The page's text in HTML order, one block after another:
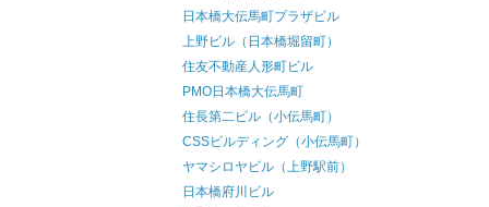
日本橋大伝馬町プラザビル
上野ビル（日本橋堀留町）
住友不動産人形町ビル
PMO日本橋大伝馬町
住長第二ビル（小伝馬町）
CSSビルディング（小伝馬町）
ヤマシロヤビル（上野駅前）
日本橋府川ビル